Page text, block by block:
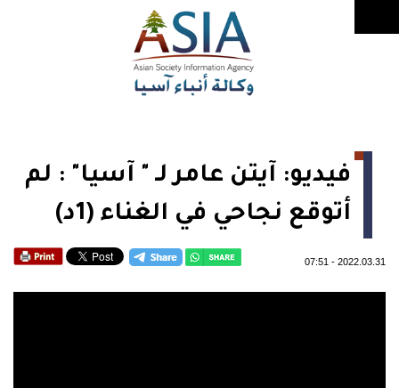
فيديو: آيتن عامر لـ " آسيا" : لم
أتوقع نجاحي في الغناء (1د)
2022.03.31
-
07:51